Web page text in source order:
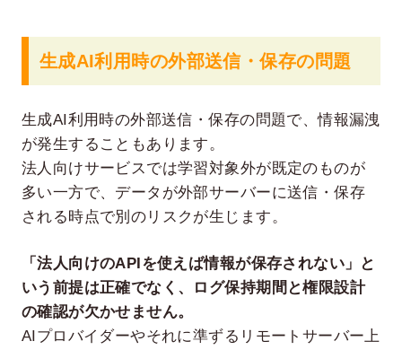
生成AI利用時の外部送信・保存の問題
生成AI利用時の外部送信・保存の問題で、情報漏洩
が発生することもあります。
法人向けサービスでは学習対象外が既定のものが
多い一方で、データが外部サーバーに送信・保存
される時点で別のリスクが生じます。
「法人向けのAPIを使えば情報が保存されない」と
いう前提は正確でなく、ログ保持期間と権限設計
の確認が欠かせません。
AIプロバイダーやそれに準ずるリモートサーバー上